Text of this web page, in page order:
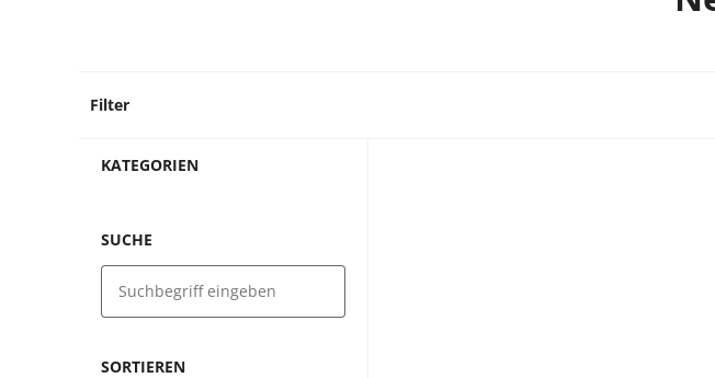
Filter
KATEGORIEN
SUCHE
SORTIEREN